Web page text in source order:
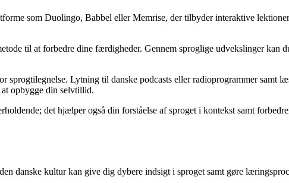
som Duolingo, Babbel eller Memrise, der tilbyder interaktive
til at forbedre dine færdigheder. Gennem sproglige udvekslinger kan
Lytning til danske podcasts eller radioprogrammer samt
at opbygge din selvtillid.
det hjælper også din forståelse af sproget i kontekst samt
danske kultur kan give dig dybere indsigt i sproget samt gøre